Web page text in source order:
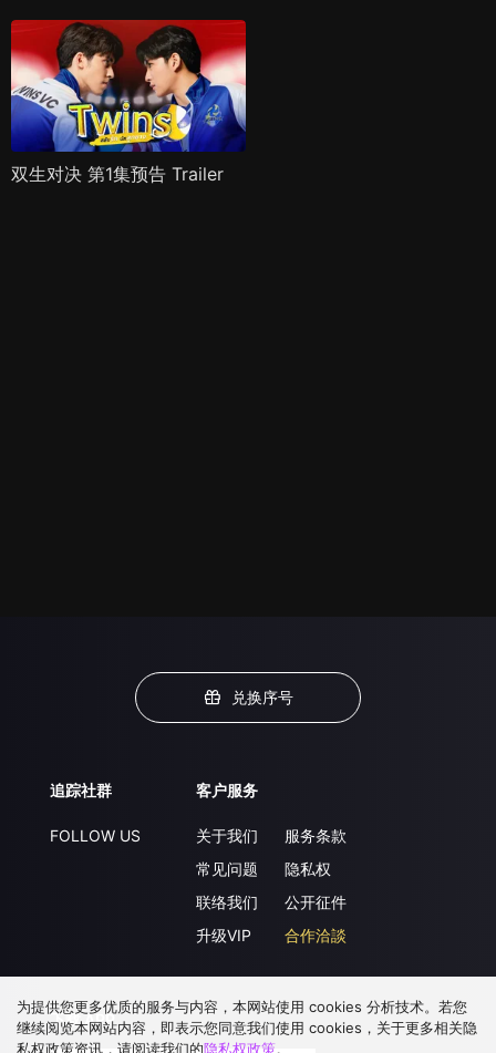
双生对决 第1集预告 Trailer
兑换序号
追踪社群
FOLLOW US
客户服务
关于我们
常见问题
联络我们
升级VIP
服务条款
隐私权
公开征件
合作洽談
下载 APP
为提供您更多优质的服务与内容，本网站使用 cookies 分析技术。若您
继续阅览本网站内容，即表示您同意我们使用 cookies，关于更多相关隐
私权政策资讯，请阅读我们的隐私权政策。